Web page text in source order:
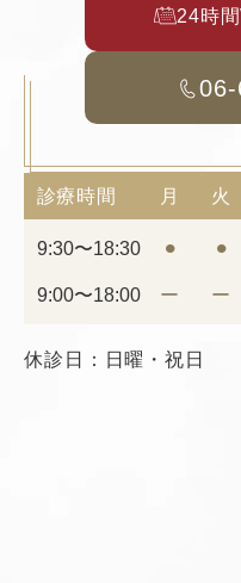
24時間
診療時間 月 火
9:30〜18:30 ⚫︎ ⚫︎
9:00〜18:00 ー ー
休診日：日曜・祝日